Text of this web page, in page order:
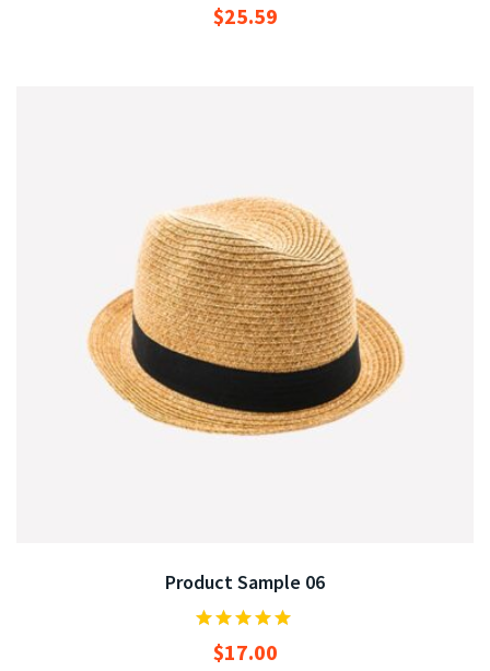
$25.59
Product Sample 06
$17.00